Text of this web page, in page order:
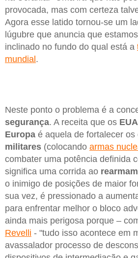
provocada, mas com certeza
Agora esse latido tornou-se um
lúgubre que anuncia que
inclinado no fundo do qual está a
mundial.
Neste ponto o problema é a
segurança. A receita que os EUA
Europa é aquela de fortalecer os
militares (colocando armas
combater uma potência definida
significa uma corrida ao
o inimigo de posições de maior
sua vez, é pressionado a
para enfrentar melhor o bloco
ainda mais perigosa porque –
Revelli - "tudo isso acontece em
avassalador processo de